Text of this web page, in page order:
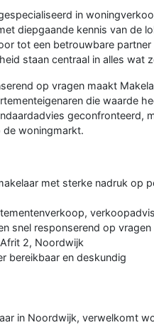
in
diepgaande kennis van de
tot een betrouwbare
staan centraal in alles wat
op vragen maakt
die waarde
geconfronteerd,
de woningmarkt.
met sterke nadruk op
snel responserend op vragen
2, Noordwijk
bereikbaar en deskundig
in Noordwijk, verwelkomt